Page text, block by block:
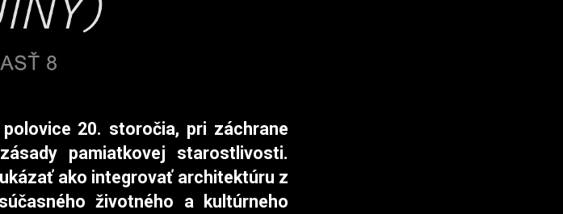
20. storočia, pri záchrane
pamiatkovej starostlivosti.
ako integrovať architektúru z
životného a kultúrneho